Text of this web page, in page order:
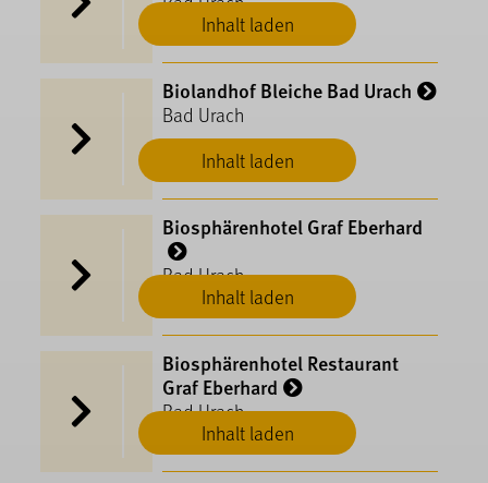
Inhalt laden
Inhalt laden
Biolandhof Bleiche Bad Urach
Bad Urach
Inhalt laden
Biosphärenhotel Graf Eberhard
Bad Urach
Inhalt laden
Biosphärenhotel Restaurant
Graf Eberhard
Bad Urach